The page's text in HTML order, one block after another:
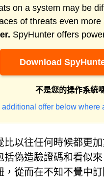
on a system may be
of threats even more
SpyHunter offers
Download
不是您的操作系統
additional offer below where
比以往任何時候都更
括偽造驗證碼和看似
，從而在不知不覺中